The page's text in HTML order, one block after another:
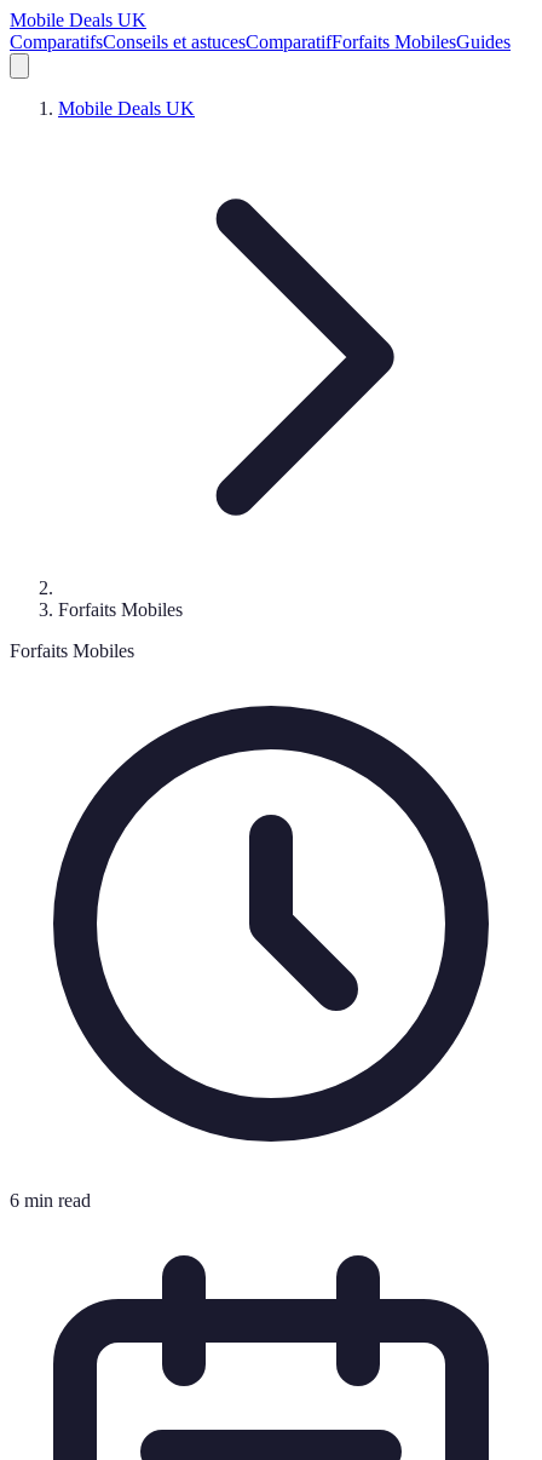
Mobile Deals UK
ComparatifsConseils et astucesComparatifForfaits MobilesGuides
Mobile Deals UK
Forfaits Mobiles
Forfaits Mobiles
6 min read